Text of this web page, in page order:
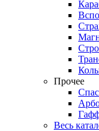
Прочее
Весь